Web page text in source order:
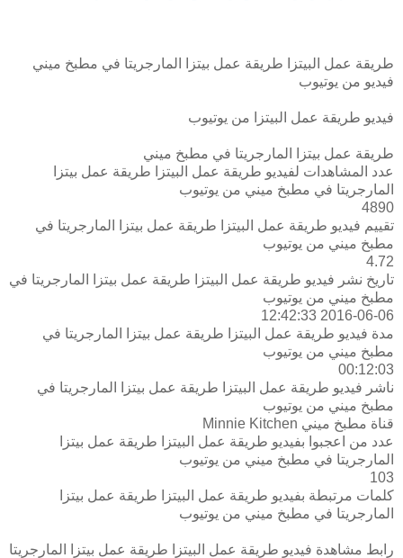
طريقة عمل البيتزا طريقة عمل بيتزا المارجريتا في مطبخ ميني
فيديو من يوتيوب
فيديو طريقة عمل البيتزا من يوتيوب
طريقة عمل بيتزا المارجريتا في مطبخ ميني
عدد المشاهدات لفيديو طريقة عمل البيتزا طريقة عمل بيتزا
المارجريتا في مطبخ ميني من يوتيوب
4890
تقييم فيديو طريقة عمل البيتزا طريقة عمل بيتزا المارجريتا في
مطبخ ميني من يوتيوب
4.72
تاريخ نشر فيديو طريقة عمل البيتزا طريقة عمل بيتزا المارجريتا في
مطبخ ميني من يوتيوب
2016-06-06 12:42:33
مدة فيديو طريقة عمل البيتزا طريقة عمل بيتزا المارجريتا في
مطبخ ميني من يوتيوب
00:12:03
ناشر فيديو طريقة عمل البيتزا طريقة عمل بيتزا المارجريتا في
مطبخ ميني من يوتيوب
قناة مطبخ ميني Minnie Kitchen
عدد من اعجبوا بفيديو طريقة عمل البيتزا طريقة عمل بيتزا
المارجريتا في مطبخ ميني من يوتيوب
103
كلمات مرتبطة بفيديو طريقة عمل البيتزا طريقة عمل بيتزا
المارجريتا في مطبخ ميني من يوتيوب
رابط مشاهدة فيديو طريقة عمل البيتزا طريقة عمل بيتزا المارجريتا